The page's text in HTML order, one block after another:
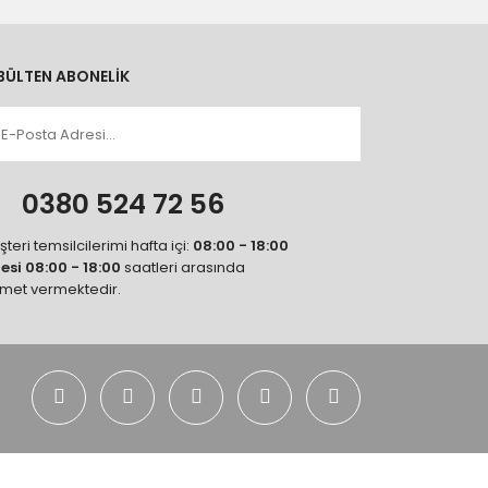
ABONELİK
0380 524 72 56
temsilcilerimi hafta içi: 08:00 - 18:00
08:00 - 18:00 saatleri arasında
vermektedir.